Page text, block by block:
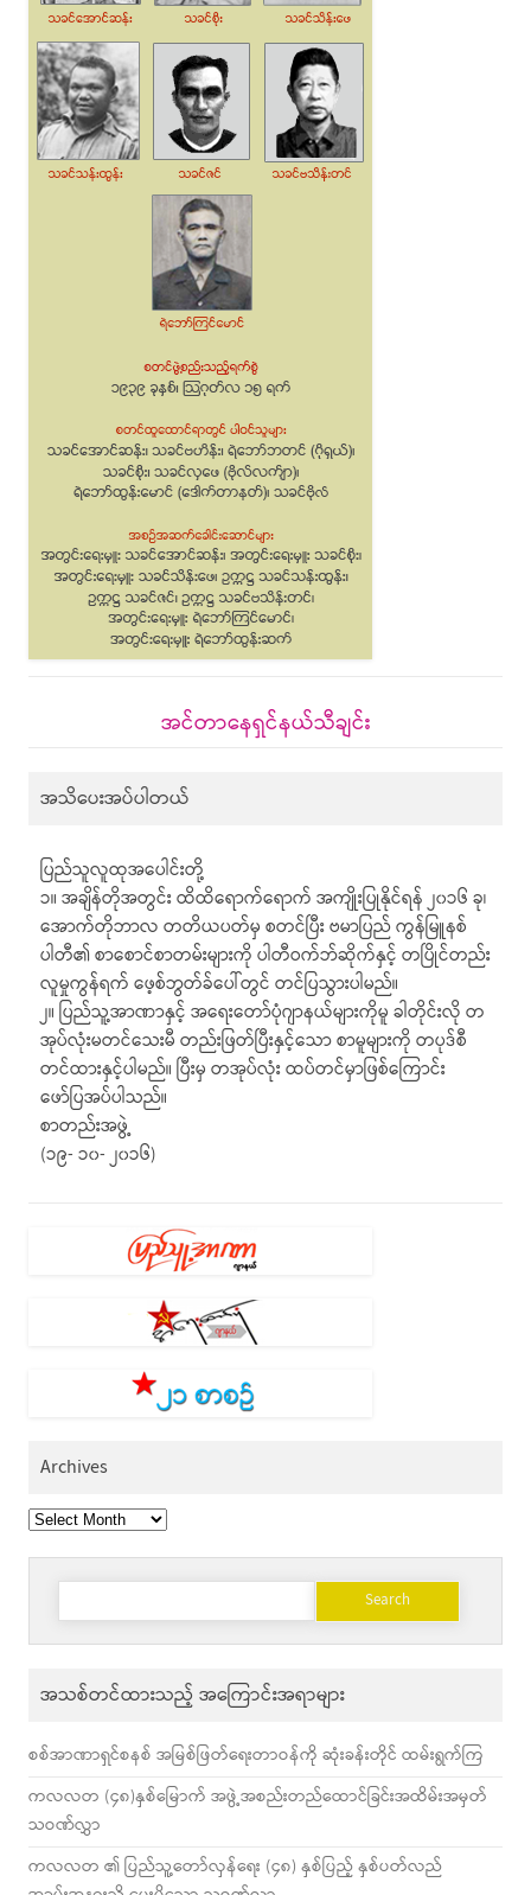
အင်တာနေရှင်နယ်သီချင်း
အသိပေးအပ်ပါတယ်
ပြည်သူလူထုအပေါင်းတို့
၁။ အချိန်တိုအတွင်း ထိထိရောက်ရောက် အကျိုးပြုနိုင်ရန် ၂၀၁၆ ခု၊
အောက်တိုဘာလ တတိယပတ်မှ စတင်ပြီး ဗမာပြည် ကွန်မြူနစ်
ပါတီ၏ စာစောင်စာတမ်းများကို ပါတီဝက်ဘ်ဆိုက်နှင့် တပြိုင်တည်း
လူမှုကွန်ရက် ဖေ့စ်ဘွတ်ခ်ပေါ်တွင် တင်ပြသွားပါမည်။
၂။ ပြည်သူ့အာဏာနှင့် အရေးတော်ပုံဂျာနယ်များကိုမူ ခါတိုင်းလို တ
အုပ်လုံးမတင်သေးမီ တည်းဖြတ်ပြီးနှင့်သော စာမူများကို တပုဒ်စီ
တင်ထားနှင့်ပါမည်။ ပြီးမှ တအုပ်လုံး ထပ်တင်မှာဖြစ်ကြောင်း
ဖော်ပြအပ်ပါသည်။
စာတည်းအဖွဲ့
(၁၉- ၁၀- ၂၀၁၆)
Archives
Archives
Search
အသစ်တင်ထားသည့် အကြောင်းအရာများ
စစ်အာဏာရှင်စနစ် အမြစ်ဖြတ်ရေးတာဝန်ကို ဆုံးခန်းတိုင် ထမ်းရွက်ကြ
ကလလတ (၄၈)နှစ်မြောက် အဖွဲ့အစည်းတည်ထောင်ခြင်းအထိမ်းအမှတ်
သဝဏ်လွှာ
ကလလတ ၏ ပြည်သူ့တော်လှန်ရေး (၄၈) နှစ်ပြည့် နှစ်ပတ်လည်